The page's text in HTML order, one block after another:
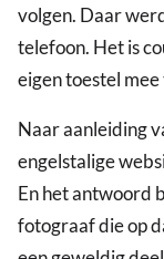
volgen. Daar
telefoon. Het is
eigen toestel
Naar aanleiding
engelstalige
En het antwoord
fotograaf die op